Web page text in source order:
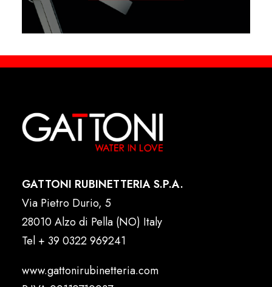
GATTONI RUBINETTERIA S.P.A.
Via Pietro Durio, 5
28010 Alzo di Pella (NO) Italy
Tel + 39 0322 969241
www.gattonirubinetteria.com